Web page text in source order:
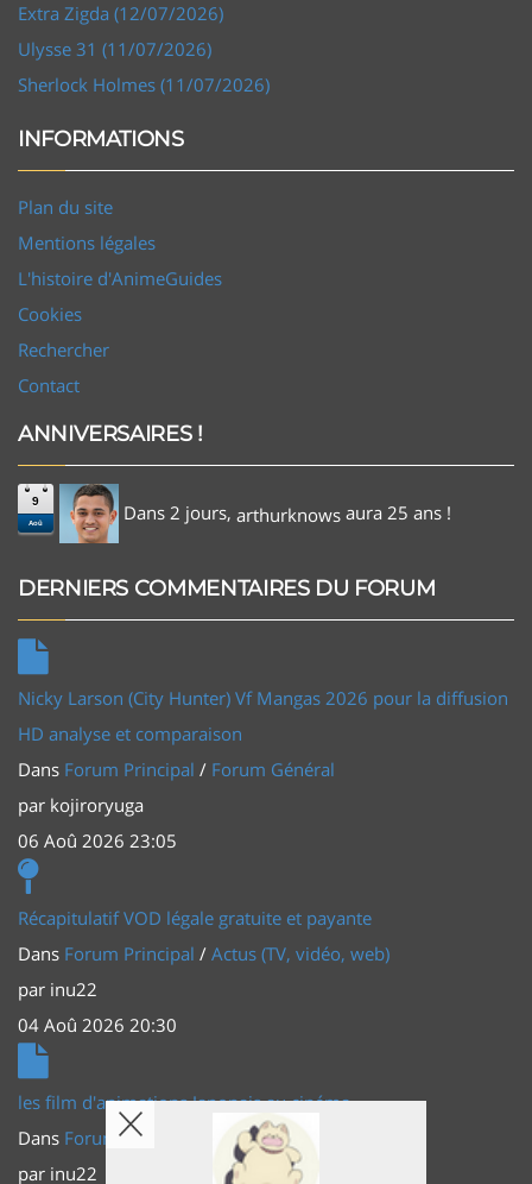
Extra Zigda (12/07/2026)
Ulysse 31 (11/07/2026)
Sherlock Holmes (11/07/2026)
INFORMATIONS
Plan du site
Mentions légales
L'histoire d'AnimeGuides
Cookies
Rechercher
Contact
ANNIVERSAIRES !
9
Aoû Dans 2 jours, arthurknows aura 25 ans !
DERNIERS COMMENTAIRES DU FORUM
Nicky Larson (City Hunter) Vf Mangas 2026 pour la diffusion
HD analyse et comparaison
Dans Forum Principal / Forum Général
par kojiroryuga
06 Aoû 2026 23:05
Récapitulatif VOD légale gratuite et payante
Dans Forum Principal / Actus (TV, vidéo, web)
par inu22
04 Aoû 2026 20:30
les film d'animations Japonais au cinéma
Dans Forum Principal
Actus (TV, vidéo, web)
par inu22